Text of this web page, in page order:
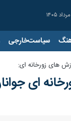
سیاست‌خارجی
های زورخانه ای:
ای